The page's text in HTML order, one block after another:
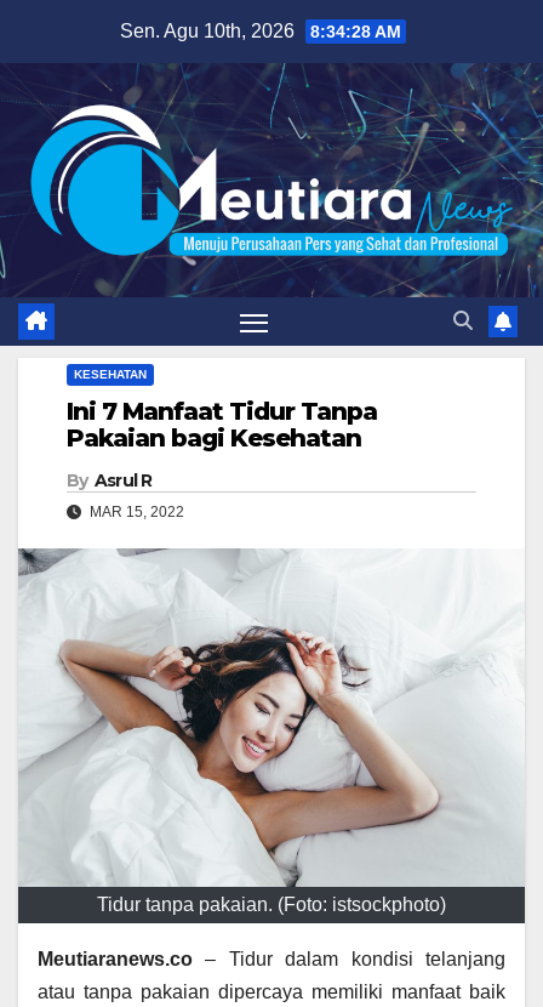
content
Sen. Agu 10th, 2026 8:34:29 AM
KESEHATAN
Ini 7 Manfaat Tidur Tanpa
Pakaian bagi Kesehatan
By Asrul R
MAR 15, 2022
Tidur tanpa pakaian. (Foto: istsockphoto)
Meutiaranews.co – Tidur dalam kondisi telanjang
atau tanpa pakaian dipercaya memiliki manfaat baik